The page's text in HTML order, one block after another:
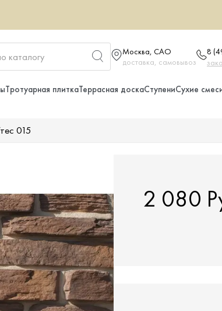
Москва, САО
доставка, самовывоз
8
Тротуарная плиткаТеррасная доскаСтупениСухие
015
2 080